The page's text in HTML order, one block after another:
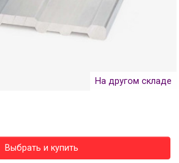
На другом складе
Выбрать и купить